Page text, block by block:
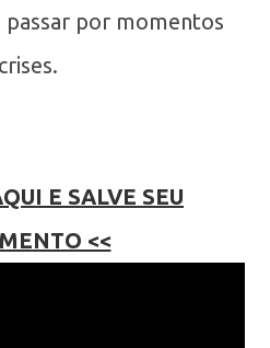
por momentos
E SALVE SEU
<<